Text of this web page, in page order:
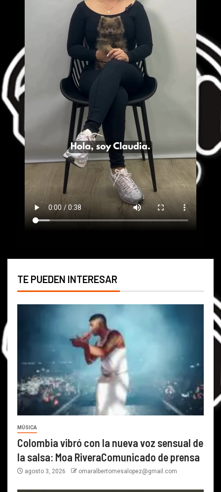
TE PUEDEN INTERESAR
MÚSICA
Colombia vibró con la nueva voz sensual de
la salsa: Moa RiveraComunicado de prensa
agosto 3, 2026 omaralbertomesalopez@gmail.com